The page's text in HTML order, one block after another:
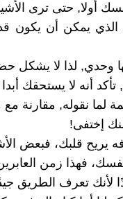
الذي يمكن أن